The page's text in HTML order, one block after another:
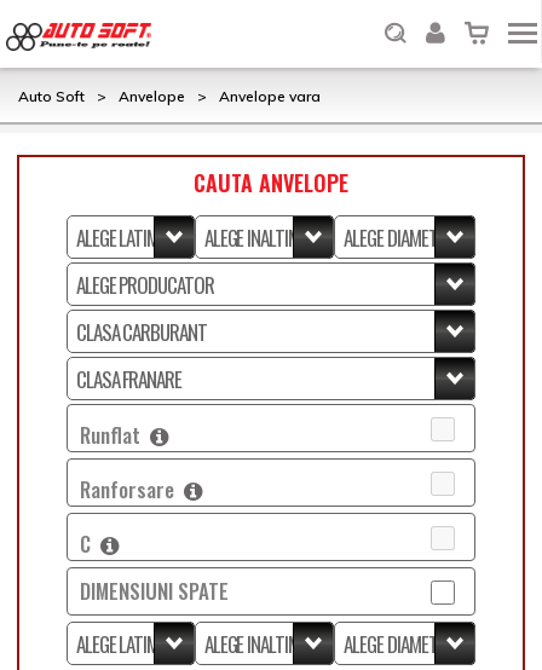
Auto Soft > Anvelope > Anvelope vara
CAUTA ANVELOPE
Runflat
Ranforsare
C
DIMENSIUNI SPATE